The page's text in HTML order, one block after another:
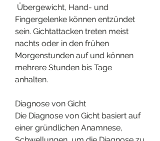
Fingergelenke können entzündet
sein. Gichtattacken treten meist
nachts oder in den frühen
Morgenstunden auf und können
mehrere Stunden bis Tage
anhalten.
Diagnose von Gicht
Die Diagnose von Gicht basiert auf
einer gründlichen Anamnese,